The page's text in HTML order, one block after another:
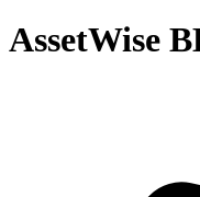
AssetWise